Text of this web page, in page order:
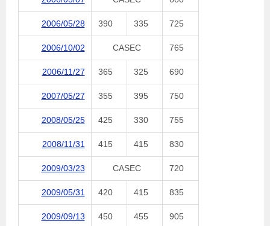
2006/05/28 390 335 725
2006/10/02 CASEC 765
2006/11/27 365 325 690
2007/05/27 355 395 750
2008/05/25 425 330 755
2008/11/31 415 415 830
2009/03/23 CASEC 720
2009/05/31 420 415 835
2009/09/13 450 455 905